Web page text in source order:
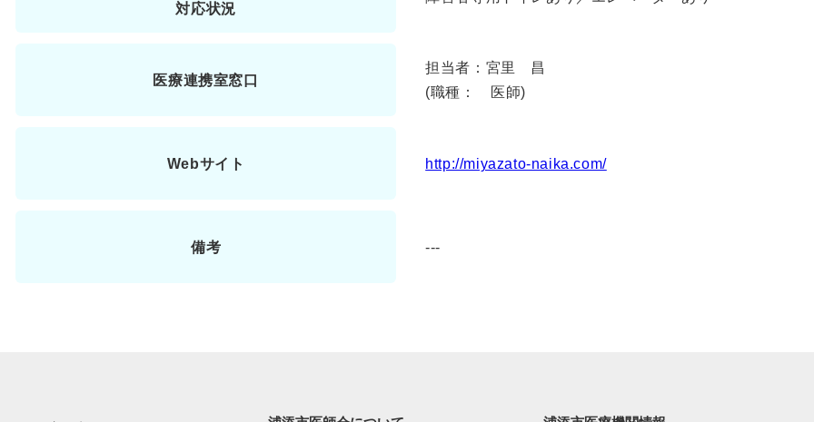
対応状況
医療連携室窓口
担当者：宮里 昌
(職種： 医師)
Webサイト http://miyazato-naika.com/
備考 ---